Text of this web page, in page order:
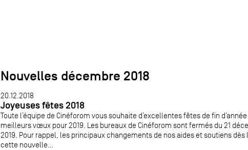
Nouvelles décembre 2018
20.12.2018
Joyeuses fêtes 2018
Toute l’équipe de Cinéforom vous souhaite d’excellentes fêtes de fin
meilleurs vœux pour 2019. Les bureaux de Cinéforom sont fermés du 21
2019. Pour rappel, les principaux changements de nos aides et soutiens dès
cette nouvelle...